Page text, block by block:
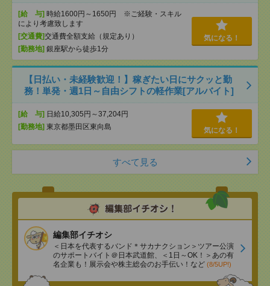
[給 与] 時給1600円～1650円 ※ご経験・スキル
により考慮致します
[交通費]交通費全額支給（規定あり）
[勤務地] 銀座駅から徒歩1分
気になる！
【日払い・未経験歓迎！】稼ぎたい日にサクッと勤
務！単発・週1日～自由シフトの軽作業[アルバイト]
[給 与] 日給10,305円～37,204円
[勤務地] 東京都墨田区東向島 気になる！
すべて見る
編集部イチオシ
＜日本を代表するバンド＊サカナクション＞ツアー公演
のサポートバイト＠日本武道館、＜1日～OK！＞あの有
名企業も！展示会や株主総会のお手伝い！など (8/5UP!)